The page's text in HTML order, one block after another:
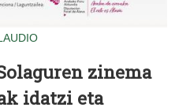
zinema
idatzi eta